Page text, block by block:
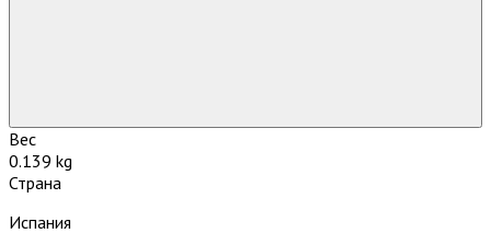
Вес
0.139 kg
Страна
Испания